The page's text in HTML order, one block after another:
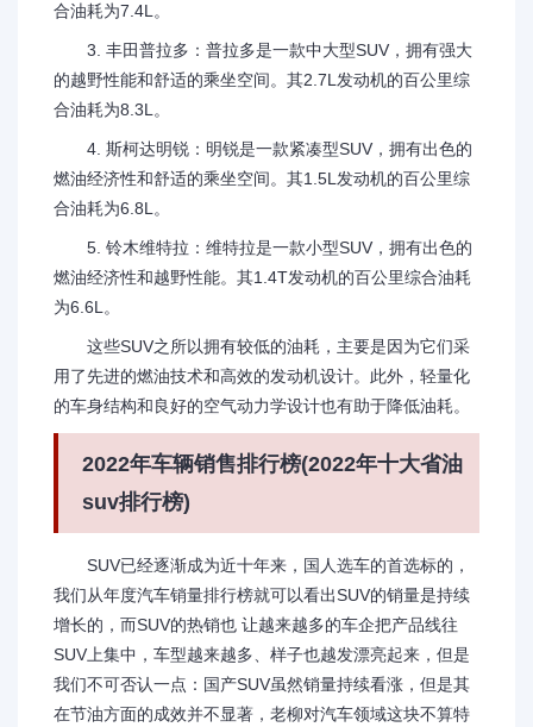
合油耗为7.4L。
3. 丰田普拉多：普拉多是一款中大型SUV，拥有强大
的越野性能和舒适的乘坐空间。其2.7L发动机的百公里综
合油耗为8.3L。
4. 斯柯达明锐：明锐是一款紧凑型SUV，拥有出色的
燃油经济性和舒适的乘坐空间。其1.5L发动机的百公里综
合油耗为6.8L。
5. 铃木维特拉：维特拉是一款小型SUV，拥有出色的
燃油经济性和越野性能。其1.4T发动机的百公里综合油耗
为6.6L。
这些SUV之所以拥有较低的油耗，主要是因为它们采
用了先进的燃油技术和高效的发动机设计。此外，轻量化
的车身结构和良好的空气动力学设计也有助于降低油耗。
2022年车辆销售排行榜(2022年十大省油
suv排行榜)
SUV已经逐渐成为近十年来，国人选车的首选标的，
我们从年度汽车销量排行榜就可以看出SUV的销量是持续
增长的，而SUV的热销也 让越来越多的车企把产品线往
SUV上集中，车型越来越多、样子也越发漂亮起来，但是
我们不可否认一点：国产SUV虽然销量持续看涨，但是其
在节油方面的成效并不显著，老柳对汽车领域这块不算特